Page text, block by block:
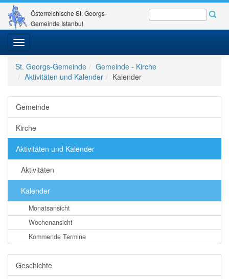
Österreichische St. Georgs-
Gemeinde Istanbul
Toggle
navigation
St. Georgs-Gemeinde
Gemeinde - Kirche
Aktivitäten und Kalender
Kalender
Gemeinde
Kirche
Aktivitäten und Kalender
Aktivitäten
Kalender
Monatsansicht
Wochenansicht
Kommende Termine
Geschichte